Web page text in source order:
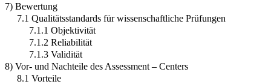
7) Bewertung
7.1 Qualitätsstandards für wissenschaftliche Prüfungen
7.1.1 Objektivität
7.1.2 Reliabilität
7.1.3 Validität
8) Vor- und Nachteile des Assessment – Centers
8.1 Vorteile